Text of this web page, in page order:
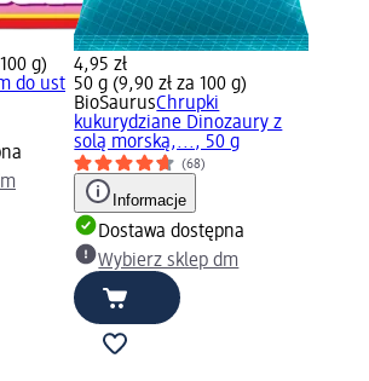
g)
do ust
4,95 zł
50 g (9,90 zł za 100 g)
BioSaurusChrupki
kukurydziane Dinozaury z
solą morską,..., 50 g
(68)
Informacje
Dostawa dostępna
Wybierz sklep dm